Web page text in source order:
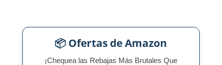
📦 Ofertas de Amazon
¡Chequea las Rebajas Más Brutales Que